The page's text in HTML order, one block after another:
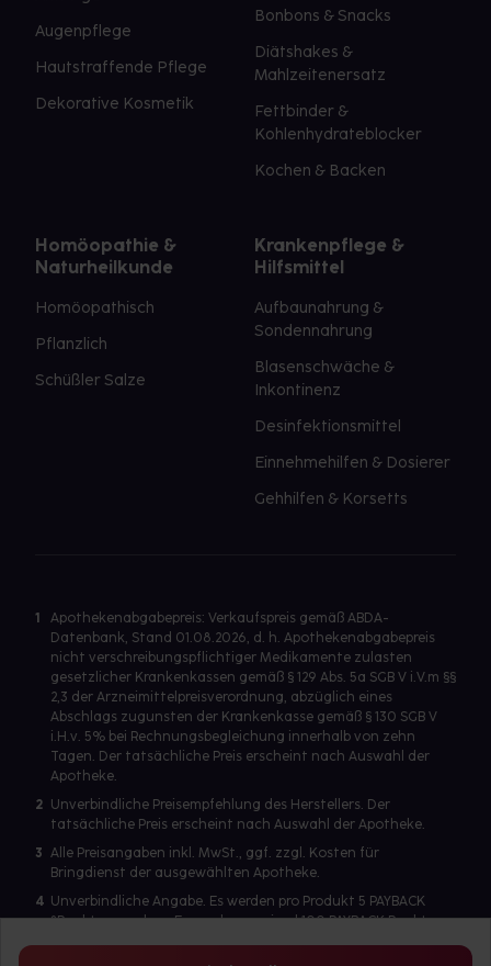
Augenpflege
Hautstraffende Pflege
Dekorative Kosmetik
Bonbons & Snacks
Diätshakes &
Mahlzeitenersatz
Fettbinder &
Kohlenhydrateblocker
Kochen & Backen
Homöopathie &
Naturheilkunde
Homöopathisch
Pflanzlich
Schüßler Salze
Krankenpflege &
Hilfsmittel
Aufbaunahrung &
Sondennahrung
Blasenschwäche &
Inkontinenz
Desinfektionsmittel
Einnehmehilfen & Dosierer
Gehhilfen & Korsetts
1
Apothekenabgabepreis: Verkaufspreis gemäß ABDA-
Datenbank, Stand 01.08.2026, d. h. Apothekenabgabepreis
nicht verschreibungspflichtiger Medikamente zulasten
gesetzlicher Krankenkassen gemäß § 129 Abs. 5a SGB V i.V.m §§
2,3 der Arzneimittelpreisverordnung, abzüglich eines
Abschlags zugunsten der Krankenkasse gemäß § 130 SGB V
i.H.v. 5% bei Rechnungsbegleichung innerhalb von zehn
Tagen. Der tatsächliche Preis erscheint nach Auswahl der
Apotheke.
2 Unverbindliche Preisempfehlung des Herstellers. Der
tatsächliche Preis erscheint nach Auswahl der Apotheke.
3 Alle Preisangaben inkl. MwSt., ggf. zzgl. Kosten für
Bringdienst der ausgewählten Apotheke.
4 Unverbindliche Angabe. Es werden pro Produkt 5 PAYBACK
°Punkte vergeben. Es werden maximal 100 PAYBACK Punkte